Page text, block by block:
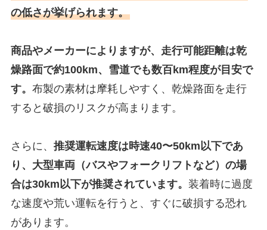
の低さが挙げられます。
商品やメーカーによりますが、走行可能距離は乾
燥路面で約100km、雪道でも数百km程度が目安で
す。 布製の素材は摩耗しやすく、乾燥路面を走行
すると破損のリスクが高まります。
さらに、 推奨運転速度は時速40〜50km以下であ
り、大型車両（バスやフォークリフトなど）の場
合は30km以下が推奨されています。 装着時に過度
な速度や荒い運転を行うと、すぐに破損する恐れ
があります。